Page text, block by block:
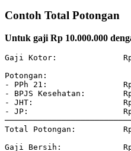
Contoh Total Potongan
Untuk gaji Rp 10.000.000
Gaji Kotor:              Rp
Potongan:
- PPh 21:                Rp
- BPJS Kesehatan:
- JHT:                   Rp
- JP:                    Rp
Total Potongan: